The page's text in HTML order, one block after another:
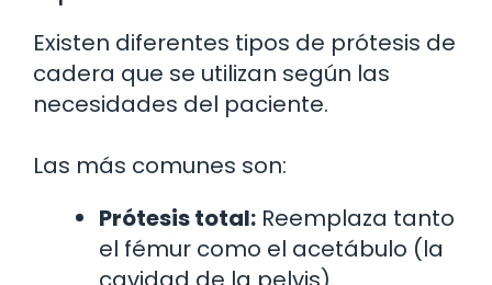
Existen diferentes tipos de prótesis de
cadera que se utilizan según las
necesidades del paciente.
Las más comunes son:
Prótesis total: Reemplaza tanto
el fémur como el acetábulo (la